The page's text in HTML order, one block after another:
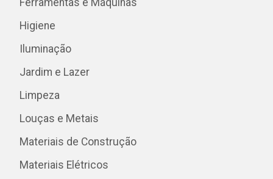
Ferramentas e Máquinas
Higiene
Iluminação
Jardim e Lazer
Limpeza
Louças e Metais
Materiais de Construção
Materiais Elétricos